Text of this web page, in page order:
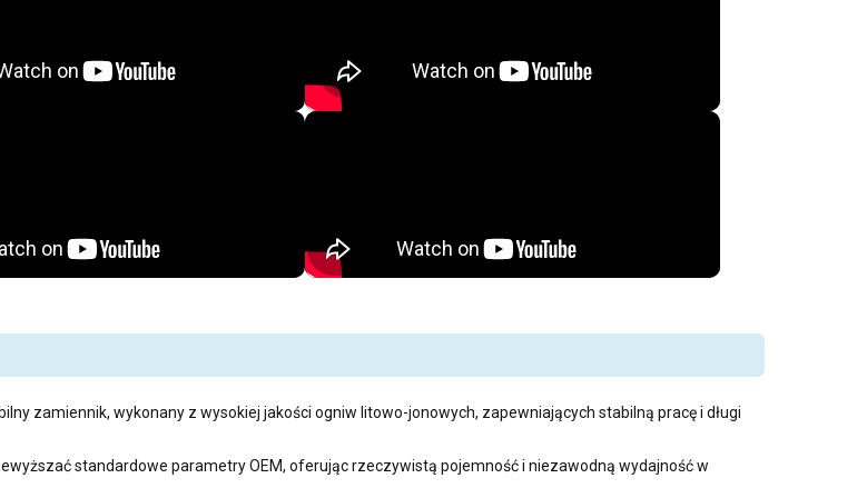
zamiennik, wykonany z wysokiej jakości ogniw litowo-jonowych, zapewniających stabilną pracę i długi
standardowe parametry OEM, oferując rzeczywistą pojemność i niezawodną wydajność w